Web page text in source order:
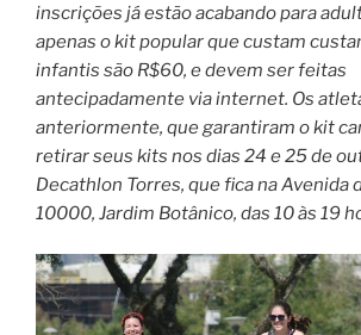
inscrições já estão acabando para
apenas o kit popular que custam
infantis são R$60, e devem ser feitas
antecipadamente via internet. Os
anteriormente, que garantiram o kit
retirar seus kits nos dias 24 e 25 de
Decathlon Torres, que fica na Avenida
10000, Jardim Botânico, das 10 às 19